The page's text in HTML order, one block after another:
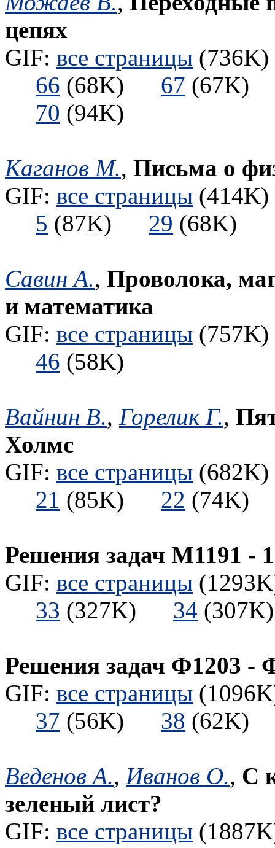
цепях
GIF: все страницы
66 (68K) 67
70 (94K)
Каганов М., Письма о
GIF: все страницы
5 (87K) 29 (68K)
Савин А., Проволока,
и математика
GIF: все страницы
46 (58K)
Вайнин В., Горелик Г.,
Холмс
GIF: все страницы
21 (85K) 22
Решения задач М1191 -
GIF: все страницы
33 (327K) 34
Решения задач Ф1203 -
GIF: все страницы
37 (56K) 38
Веденов А., Иванов О., С
зеленый лист?
GIF: все страницы